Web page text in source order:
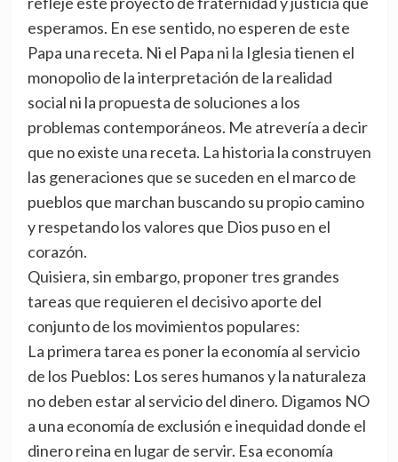
esperamos. En ese sentido, no esperen de este
Papa una receta. Ni el Papa ni la Iglesia tienen el
monopolio de la interpretación de la realidad
social ni la propuesta de soluciones a los
problemas contemporáneos. Me atrevería a decir
que no existe una receta. La historia la construyen
las generaciones que se suceden en el marco de
pueblos que marchan buscando su propio camino
y respetando los valores que Dios puso en el
corazón.
Quisiera, sin embargo, proponer tres grandes
tareas que requieren el decisivo aporte del
conjunto de los movimientos populares:
La primera tarea es poner la economía al servicio
de los Pueblos: Los seres humanos y la naturaleza
no deben estar al servicio del dinero. Digamos NO
a una economía de exclusión e inequidad donde el
dinero reina en lugar de servir. Esa economía